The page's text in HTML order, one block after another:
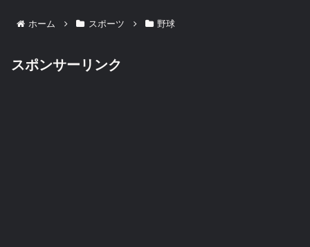
ホーム スポーツ 野球
スポンサーリンク